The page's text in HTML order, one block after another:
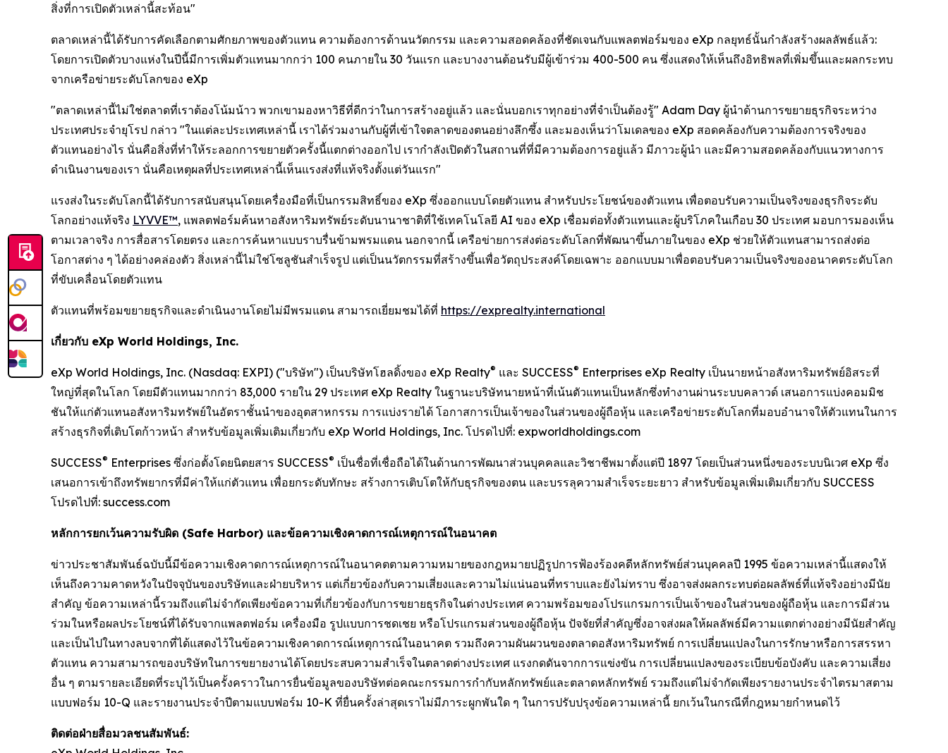
สิ่งที่การเปิดตัวเหล่านี้สะท้อน"
ตลาดเหล่านี้ได้รับการคัดเลือกตามศักยภาพของตัวแทน ความต้องการด้านนวัตกรรม และความสอดคล้องที่ชัดเจนกับแพลตฟอร์มของ eXp กลยุทธ์นั้นกำลังสร้างผลลัพธ์แล้ว:
โดยการเปิดตัวบางแห่งในปีนี้มีการเพิ่มตัวแทนมากกว่า 100 คนภายใน 30 วันแรก และบางงานต้อนรับมีผู้เข้าร่วม 400-500 คน ซึ่งแสดงให้เห็นถึงอิทธิพลที่เพิ่มขึ้นและผลกระทบ
จากเครือข่ายระดับโลกของ eXp
"ตลาดเหล่านี้ไม่ใช่ตลาดที่เราต้องโน้มน้าว พวกเขามองหาวิธีที่ดีกว่าในการสร้างอยู่แล้ว และนั่นบอกเราทุกอย่างที่จำเป็นต้องรู้" Adam Day ผู้นำด้านการขยายธุรกิจระหว่าง
ประเทศประจำยุโรป กล่าว "ในแต่ละประเทศเหล่านี้ เราได้ร่วมงานกับผู้ที่เข้าใจตลาดของตนอย่างลึกซึ้ง และมองเห็นว่าโมเดลของ eXp สอดคล้องกับความต้องการจริงของ
ตัวแทนอย่างไร นั่นคือสิ่งที่ทำให้ระลอกการขยายตัวครั้งนี้แตกต่างออกไป เรากำลังเปิดตัวในสถานที่ที่มีความต้องการอยู่แล้ว มีภาวะผู้นำ และมีความสอดคล้องกับแนวทางการ
ดำเนินงานของเรา นั่นคือเหตุผลที่ประเทศเหล่านี้เห็นแรงส่งที่แท้จริงตั้งแต่วันแรก"
แรงส่งในระดับโลกนี้ได้รับการสนับสนุนโดยเครื่องมือที่เป็นกรรมสิทธิ์ของ eXp ซึ่งออกแบบโดยตัวแทน สำหรับประโยชน์ของตัวแทน เพื่อตอบรับความเป็นจริงของธุรกิจระดับ
โลกอย่างแท้จริง LYVVE™, แพลตฟอร์มค้นหาอสังหาริมทรัพย์ระดับนานาชาติที่ใช้เทคโนโลยี AI ของ eXp เชื่อมต่อทั้งตัวแทนและผู้บริโภคในเกือบ 30 ประเทศ มอบการมองเห็น
ตามเวลาจริง การสื่อสารโดยตรง และการค้นหาแบบราบรื่นข้ามพรมแดน นอกจากนี้ เครือข่ายการส่งต่อระดับโลกที่พัฒนาขึ้นภายในของ eXp ช่วยให้ตัวแทนสามารถส่งต่อ
โอกาสต่าง ๆ ได้อย่างคล่องตัว สิ่งเหล่านี้ไม่ใช่โซลูชันสำเร็จรูป แต่เป็นนวัตกรรมที่สร้างขึ้นเพื่อวัตถุประสงค์โดยเฉพาะ ออกแบบมาเพื่อตอบรับความเป็นจริงของอนาคตระดับโลก
ที่ขับเคลื่อนโดยตัวแทน
ตัวแทนที่พร้อมขยายธุรกิจและดำเนินงานโดยไม่มีพรมแดน สามารถเยี่ยมชมได้ที่ https://exprealty.international
เกี่ยวกับ eXp World Holdings, Inc.
eXp World Holdings, Inc. (Nasdaq: EXPI) ("บริษัท") เป็นบริษัทโฮลดิ้งของ eXp Realty® และ SUCCESS® Enterprises eXp Realty เป็นนายหน้าอสังหาริมทรัพย์อิสระที่
ใหญ่ที่สุดในโลก โดยมีตัวแทนมากกว่า 83,000 รายใน 29 ประเทศ eXp Realty ในฐานะบริษัทนายหน้าที่เน้นตัวแทนเป็นหลักซึ่งทำงานผ่านระบบคลาวด์ เสนอการแบ่งคอมมิช
ชันให้แก่ตัวแทนอสังหาริมทรัพย์ในอัตราชั้นนำของอุตสาหกรรม การแบ่งรายได้ โอกาสการเป็นเจ้าของในส่วนของผู้ถือหุ้น และเครือข่ายระดับโลกที่มอบอำนาจให้ตัวแทนในการ
สร้างธุรกิจที่เติบโตก้าวหน้า สำหรับข้อมูลเพิ่มเติมเกี่ยวกับ eXp World Holdings, Inc. โปรดไปที่: expworldholdings.com
SUCCESS® Enterprises ซึ่งก่อตั้งโดยนิตยสาร SUCCESS® เป็นชื่อที่เชื่อถือได้ในด้านการพัฒนาส่วนบุคคลและวิชาชีพมาตั้งแต่ปี 1897 โดยเป็นส่วนหนึ่งของระบบนิเวศ eXp ซึ่ง
เสนอการเข้าถึงทรัพยากรที่มีค่าให้แก่ตัวแทน เพื่อยกระดับทักษะ สร้างการเติบโตให้กับธุรกิจของตน และบรรลุความสำเร็จระยะยาว สำหรับข้อมูลเพิ่มเติมเกี่ยวกับ SUCCESS
โปรดไปที่: success.com
หลักการยกเว้นความรับผิด (Safe Harbor) และข้อความเชิงคาดการณ์เหตุการณ์ในอนาคต
ข่าวประชาสัมพันธ์ฉบับนี้มีข้อความเชิงคาดการณ์เหตุการณ์ในอนาคตตามความหมายของกฎหมายปฏิรูปการฟ้องร้องคดีหลักทรัพย์ส่วนบุคคลปี 1995 ข้อความเหล่านี้แสดงให้
เห็นถึงความคาดหวังในปัจจุบันของบริษัทและฝ่ายบริหาร แต่เกี่ยวข้องกับความเสี่ยงและความไม่แน่นอนที่ทราบและยังไม่ทราบ ซึ่งอาจส่งผลกระทบต่อผลลัพธ์ที่แท้จริงอย่างมีนัย
สำคัญ ข้อความเหล่านี้รวมถึงแต่ไม่จำกัดเพียงข้อความที่เกี่ยวข้องกับการขยายธุรกิจในต่างประเทศ ความพร้อมของโปรแกรมการเป็นเจ้าของในส่วนของผู้ถือหุ้น และการมีส่วน
ร่วมในหรือผลประโยชน์ที่ได้รับจากแพลตฟอร์ม เครื่องมือ รูปแบบการชดเชย หรือโปรแกรมส่วนของผู้ถือหุ้น ปัจจัยที่สำคัญซึ่งอาจส่งผลให้ผลลัพธ์มีความแตกต่างอย่างมีนัยสำคัญ
และเป็นไปในทางลบจากที่ได้แสดงไว้ในข้อความเชิงคาดการณ์เหตุการณ์ในอนาคต รวมถึงความผันผวนของตลาดอสังหาริมทรัพย์ การเปลี่ยนแปลงในการรักษาหรือการสรรหา
ตัวแทน ความสามารถของบริษัทในการขยายงานได้โดยประสบความสำเร็จในตลาดต่างประเทศ แรงกดดันจากการแข่งขัน การเปลี่ยนแปลงของระเบียบข้อบังคับ และความเสี่ยง
อื่น ๆ ตามรายละเอียดที่ระบุไว้เป็นครั้งคราวในการยื่นข้อมูลของบริษัทต่อคณะกรรมการกำกับหลักทรัพย์และตลาดหลักทรัพย์ รวมถึงแต่ไม่จำกัดเพียงรายงานประจำไตรมาสตาม
แบบฟอร์ม 10-Q และรายงานประจำปีตามแบบฟอร์ม 10-K ที่ยื่นครั้งล่าสุดเราไม่มีภาระผูกพันใด ๆ ในการปรับปรุงข้อความเหล่านี้ ยกเว้นในกรณีที่กฎหมายกำหนดไว้
ติดต่อฝ่ายสื่อมวลชนสัมพันธ์: